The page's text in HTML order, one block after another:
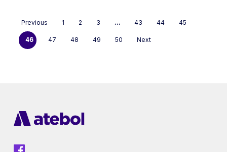
Previous 1 2 3 … 43 44 45
46 47 48 49 50 Next